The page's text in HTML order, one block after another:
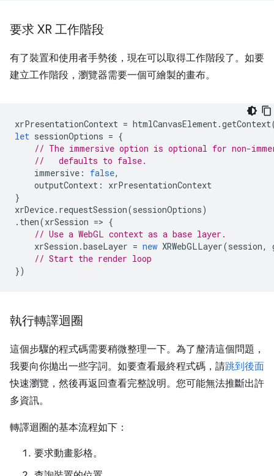
要求 XR 工作階段
有了裝置和使用者手勢後，現在可以取得工作階段了。如要
建立工作階段，瀏覽器需要一個可繪製的畫布。
xrPresentationContext = htmlCanvasElement.getContext
let sessionOptions = {
// The immersive option is optional for non-
//   defaults to false.
immersive : false,
outputContext :
xrPresentationContext
}
xrDevice. requestSession(sessionOptions)
. then(xrSession => {
// Use a WebGL context as a base layer.
xrSession .baseLayer = new XRWebGLLayer(session,
// Start the render loop
})
執行轉譯迴圈
這個步驟的程式碼需要稍微整理一下。為了釐清這個問題，
我要向你拋出一些字詞。如要查看最終程式碼，請跳到後面
快速瀏覽，然後再返回查看完整說明。您可能無法推斷出許
多資訊。
轉譯迴圈的基本流程如下：
要求動畫影格。